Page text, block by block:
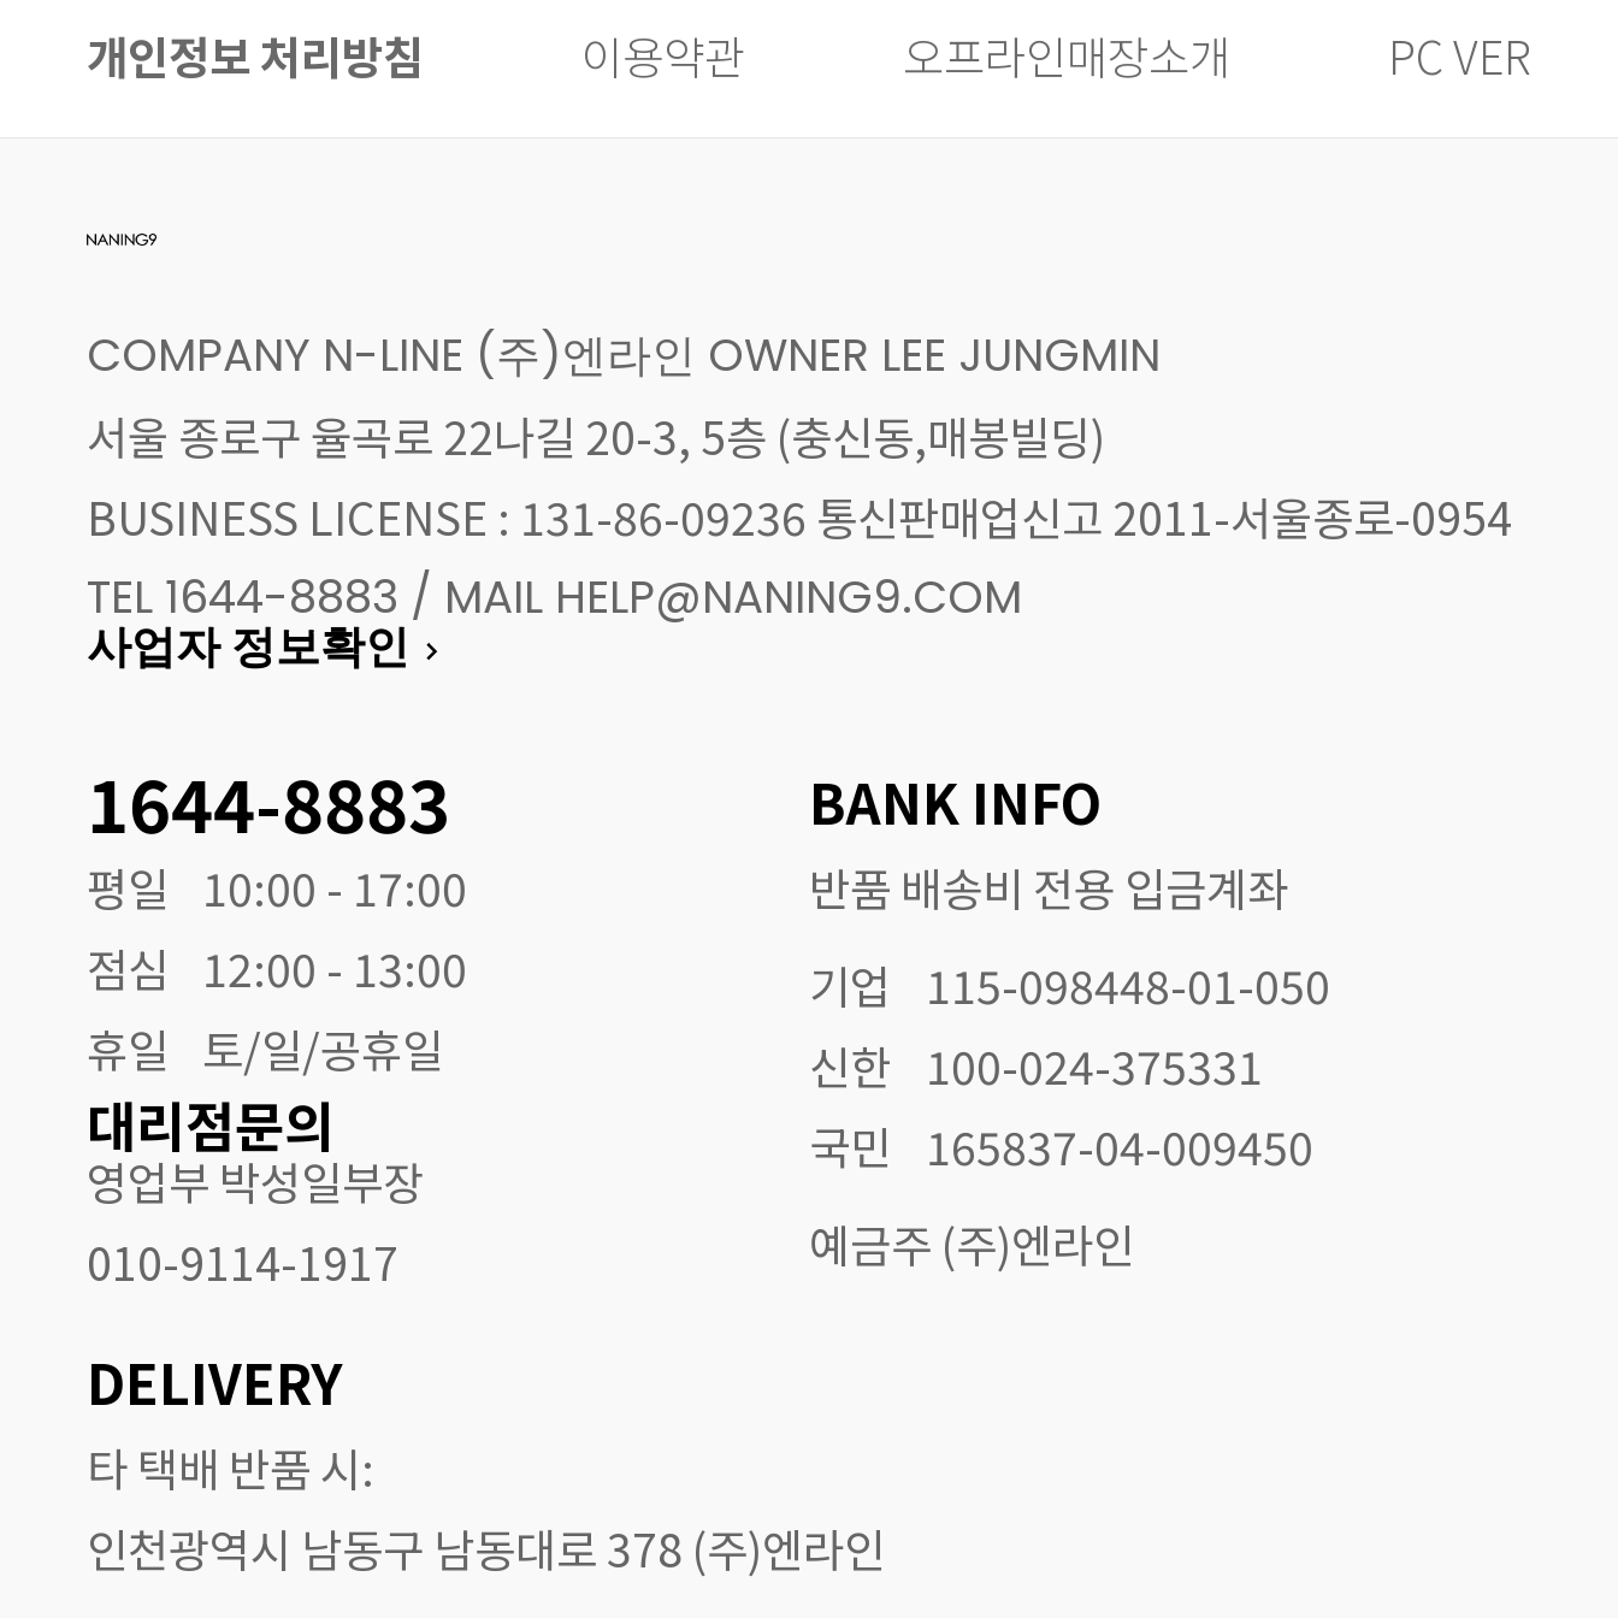
개인정보 처리방침 이용약관 오프라인매장소개 PC VER
COMPANY N-LINE (주)엔라인 OWNER LEE JUNGMIN
서울 종로구 율곡로 22나길 20-3, 5층 (충신동,매봉빌딩)
BUSINESS LICENSE : 131-86-09236 통신판매업신고 2011-서울종로-0954
TEL 1644-8883 / MAIL HELP@NANING9.COM
사업자 정보확인
1644-8883
평일
10:00 - 17:00
점심
12:00 - 13:00
휴일
토/일/공휴일
대리점문의
영업부 박성일부장
010-9114-1917
BANK INFO
반품 배송비 전용 입금계좌
기업
115-098448-01-050
신한
100-024-375331
국민
165837-04-009450
예금주 (주)엔라인
DELIVERY
타 택배 반품 시:
인천광역시 남동구 남동대로 378 (주)엔라인